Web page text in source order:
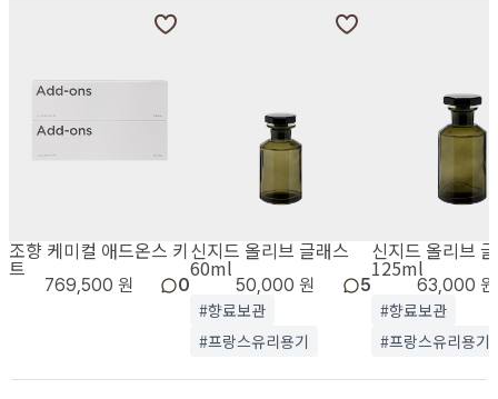
조향 케미컬 애드온스 키
트
769,500 원 0
신지드 올리브 글래스
60ml
50,000 원 5
#향료보관
#프랑스유리용기
신지드 올리브
125ml
63,000 원
#향료보관
#프랑스유리용기